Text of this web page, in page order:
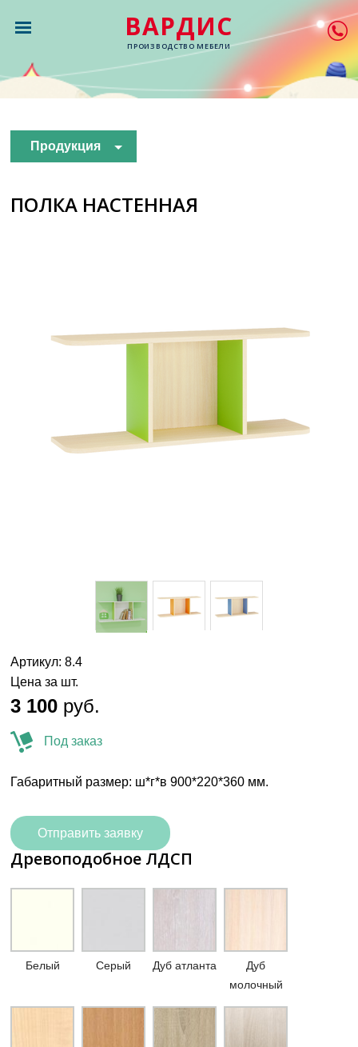
ВАРДИС
ПРОИЗВОДСТВО МЕБЕЛИ
Продукция
ПОЛКА НАСТЕННАЯ
Артикул: 8.4
Цена за шт.
3 100 руб.
Под заказ
Габаритный размер: ш*г*в 900*220*360 мм.
Отправить заявку
Древоподобное ЛДСП
Белый Серый Дуб атланта
Дуб
молочный